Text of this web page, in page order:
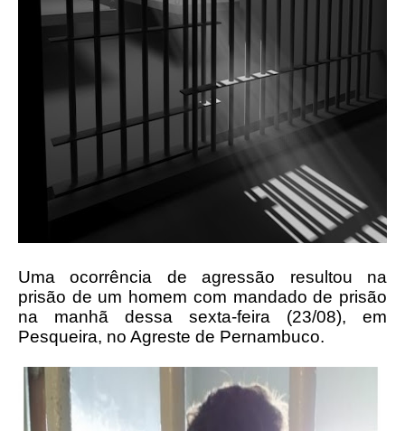
Uma ocorrência de agressão resultou na
prisão de um homem com mandado de prisão
na manhã dessa sexta-feira (23/08), em
Pesqueira, no Agreste de Pernambuco.